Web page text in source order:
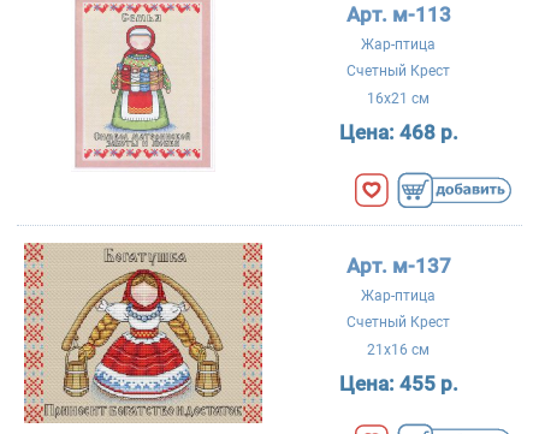
Арт. м-113
Жар-птица
Счетный Крест
16x21 см
Цена: 468 р.
Арт. м-137
Жар-птица
Счетный Крест
21x16 см
Цена: 455 р.